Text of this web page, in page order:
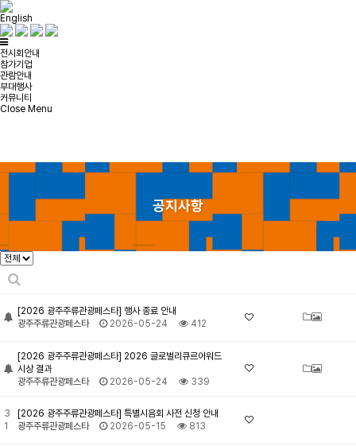
English
전시회안내
참가기업
관람안내
부대행사
커뮤니티
Close Menu
공지사항
[2026 광주주류관광페스타] 행사 종료 안내
광주주류관광페스타
2026-05-24 412
[2026 광주주류관광페스타] 2026 글로벌리큐르어워드
시상 결과
광주주류관광페스타
2026-05-24 339
3
1
[2026 광주주류관광페스타] 특별시음회 사전 신청 안내
광주주류관광페스타
2026-05-15 813